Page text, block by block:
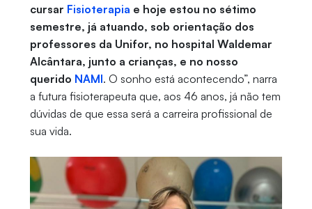
cursar Fisioterapia e hoje estou no sétimo
semestre, já atuando, sob orientação dos
professores da Unifor, no hospital Waldemar
Alcântara, junto a crianças, e no nosso
querido NAMI. O sonho está acontecendo”, narra
a futura fisioterapeuta que, aos 46 anos, já não tem
dúvidas de que essa será a carreira profissional de
sua vida.